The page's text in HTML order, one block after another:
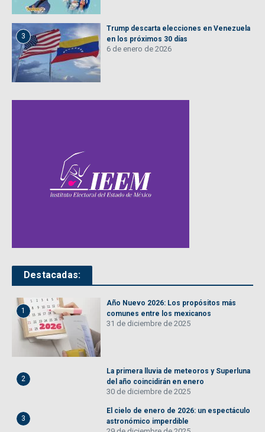
3
Trump descarta elecciones en Venezuela
en los próximos 30 días
6 de enero de 2026
Destacadas:
1
Año Nuevo 2026: Los propósitos más
comunes entre los mexicanos
31 de diciembre de 2025
2
La primera lluvia de meteoros y Superluna
del año coincidirán en enero
30 de diciembre de 2025
3
El cielo de enero de 2026: un espectáculo
astronómico imperdible